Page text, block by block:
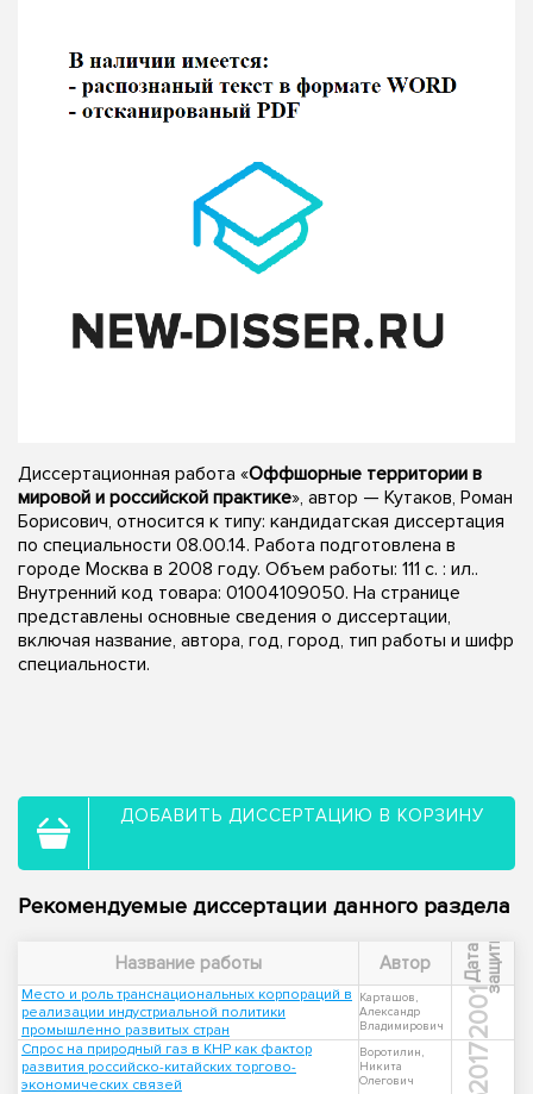
Диссертационная работа «Оффшорные территории в
мировой и российской практике», автор — Кутаков, Роман
Борисович, относится к типу: кандидатская диссертация
по специальности 08.00.14. Работа подготовлена в
городе Москва в 2008 году. Объем работы: 111 с. : ил..
Внутренний код товара: 01004109050. На странице
представлены основные сведения о диссертации,
включая название, автора, год, город, тип работы и шифр
специальности.
ДОБАВИТЬ ДИССЕРТАЦИЮ В КОРЗИНУ
Рекомендуемые диссертации данного раздела
Название работы Автор Д
а
т
а
з
а
щ
и
т ы
Место и роль транснациональных корпораций в
реализации индустриальной политики
промышленно развитых стран
Карташов,
Александр
Владимирович
2001
Спрос на природный газ в КНР как фактор
развития российско-китайских торгово-
экономических связей
Воротилин,
Никита
Олегович
2017